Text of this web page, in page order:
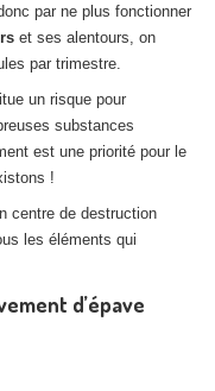
par ne plus fonctionner
et ses alentours, on
par trimestre.
un risque pour
substances
est une priorité pour le
!
centre de destruction
les éléments qui
d’épave